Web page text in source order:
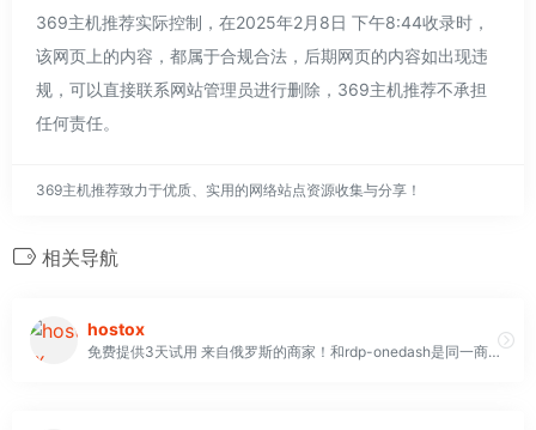
369主机推荐实际控制，在2025年2月8日 下午8:44收录时，
该网页上的内容，都属于合规合法，后期网页的内容如出现违
规，可以直接联系网站管理员进行删除，369主机推荐不承担
任何责任。
369主机推荐致力于优质、实用的网络站点资源收集与分享！
相关导航
hostox
免费提供3天试用 来自俄罗斯的商家！和rdp-onedash是同一商家 2美金一个月，经常会做活动支持按天购买